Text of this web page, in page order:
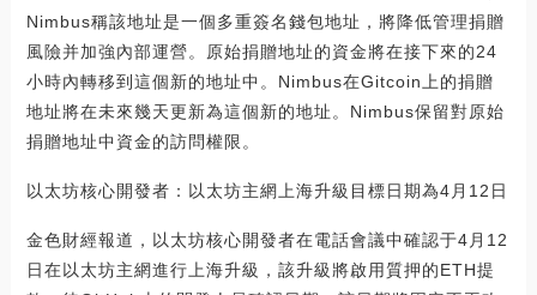
Nimbus稱該地址是一個多重簽名錢包地址，將降低管理捐贈
風險并加強內部運營。原始捐贈地址的資金將在接下來的24
小時內轉移到這個新的地址中。Nimbus在Gitcoin上的捐贈
地址將在未來幾天更新為這個新的地址。Nimbus保留對原始
捐贈地址中資金的訪問權限。
以太坊核心開發者：以太坊主網上海升級目標日期為4月12日
金色財經報道，以太坊核心開發者在電話會議中確認于4月12
日在以太坊主網進行上海升級，該升級將啟用質押的ETH提